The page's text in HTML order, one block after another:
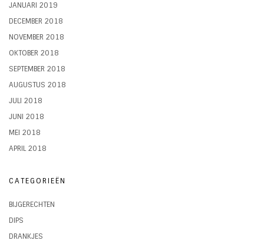
JANUARI 2019
DECEMBER 2018
NOVEMBER 2018
OKTOBER 2018
SEPTEMBER 2018
AUGUSTUS 2018
JULI 2018
JUNI 2018
MEI 2018
APRIL 2018
CATEGORIEËN
BIJGERECHTEN
DIPS
DRANKJES